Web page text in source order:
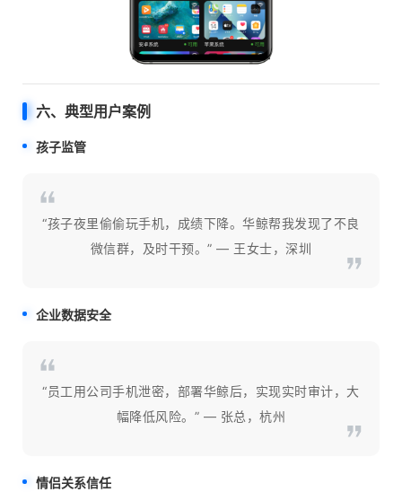
六、典型用户案例
孩子监管
“孩子夜里偷偷玩手机，成绩下降。华鲸帮我发现了不良
微信群，及时干预。” — 王女士，深圳
企业数据安全
“员工用公司手机泄密，部署华鲸后，实现实时审计，大
幅降低风险。” — 张总，杭州
情侣关系信任